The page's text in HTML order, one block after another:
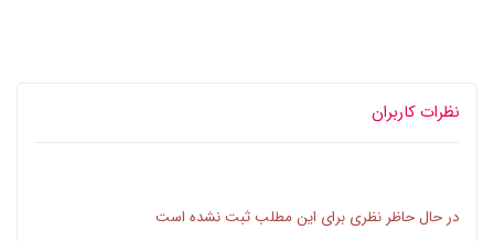
نظرات کاربران
در حال حاظر نظری برای این مطلب ثبت نشده است